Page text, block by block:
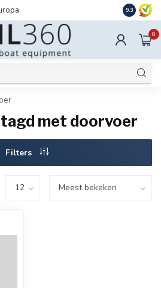
Ook
9.3
0
met doorvoer
Filters